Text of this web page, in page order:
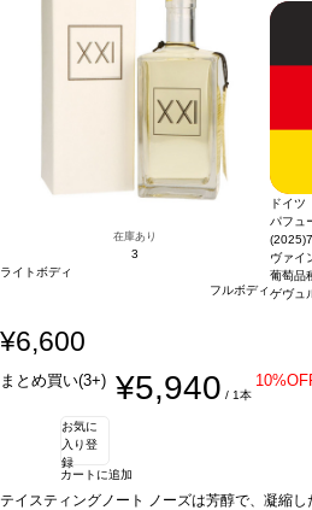
在庫あり
3
ライトボディ
フルボディ
ドイツ
パフュ
(2025)
ヴァイ
葡萄品
ゲヴュ
¥6,600
まとめ買い(3+) ¥5,940 / 1本
お気に
入り登
録
カートに追加
テイスティングノート ノーズは芳醇で、凝縮